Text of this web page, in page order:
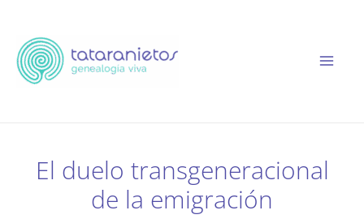
contenido
El duelo transgeneracional
de la emigración